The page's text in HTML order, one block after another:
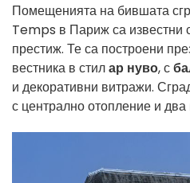
Помещенията на бившата
Temps в Париж са известни
престиж. Те са построени
вестника в стилар нуво, с
и декоративни витражи.
с централно отопление и